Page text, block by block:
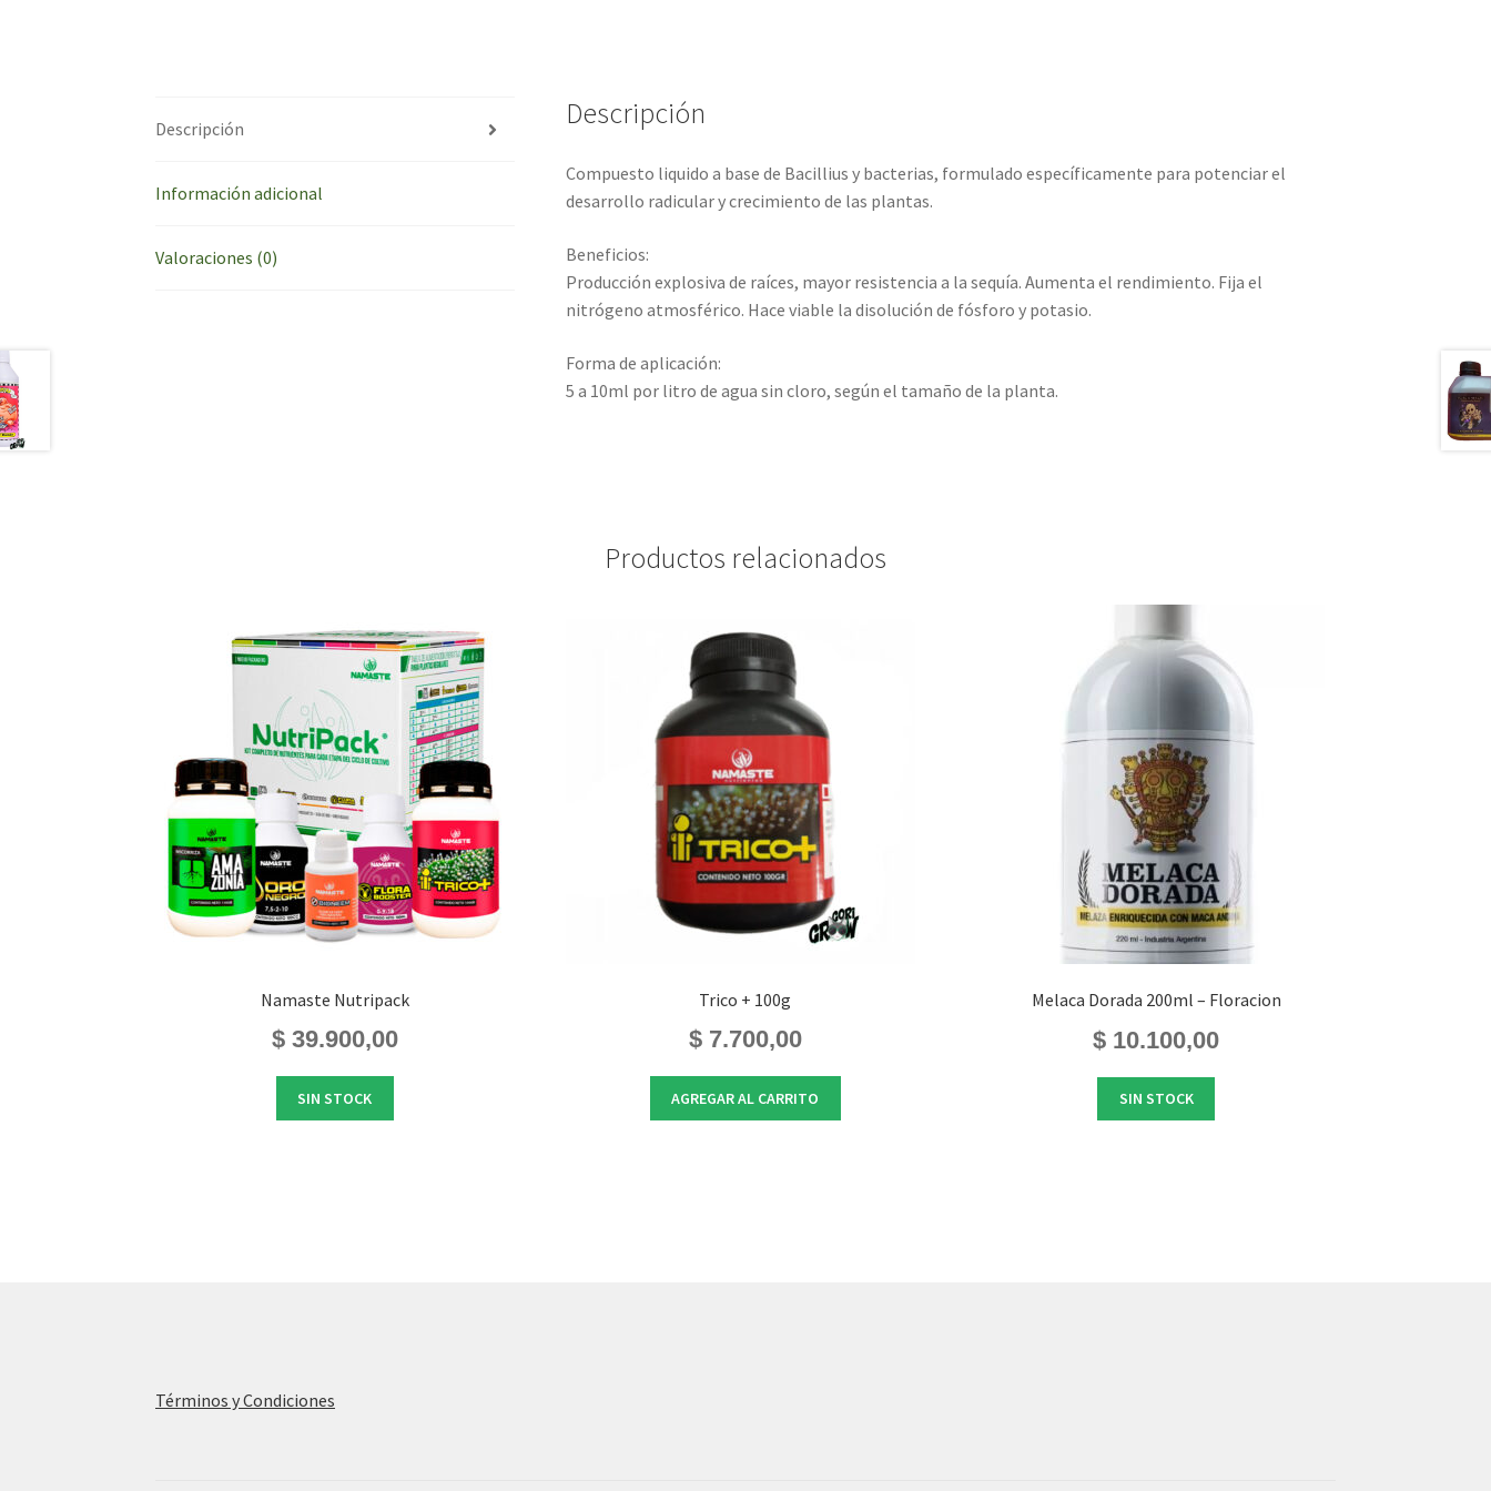
Descripción
Información adicional
Valoraciones (0)
Descripción
Compuesto liquido a base de Bacillius y bacterias, formulado específicamente para potenciar el
desarrollo radicular y crecimiento de las plantas.
Beneficios:
Producción explosiva de raíces, mayor resistencia a la sequía. Aumenta el rendimiento. Fija el
nitrógeno atmosférico. Hace viable la disolución de fósforo y potasio.
Forma de aplicación:
5 a 10ml por litro de agua sin cloro, según el tamaño de la planta.
Productos relacionados
Namaste Nutripack
$39.900,00
SIN STOCK
Trico + 100g
$7.700,00
AGREGAR AL CARRITO
Melaca Dorada 200ml – Floracion
$ 10.100,00
SIN STOCK
Términos y Condiciones